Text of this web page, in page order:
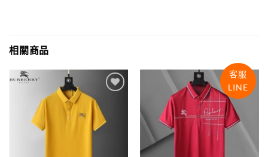
相關商品
wishlist
Add to
wishlist
客服
LINE